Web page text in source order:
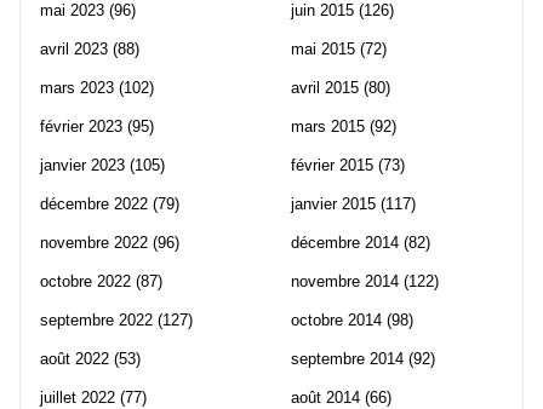
mai 2023 (96)
avril 2023 (88)
mars 2023 (102)
février 2023 (95)
janvier 2023 (105)
décembre 2022 (79)
novembre 2022 (96)
octobre 2022 (87)
septembre 2022 (127)
août 2022 (53)
juillet 2022 (77)
juin 2015 (126)
mai 2015 (72)
avril 2015 (80)
mars 2015 (92)
février 2015 (73)
janvier 2015 (117)
décembre 2014 (82)
novembre 2014 (122)
octobre 2014 (98)
septembre 2014 (92)
août 2014 (66)